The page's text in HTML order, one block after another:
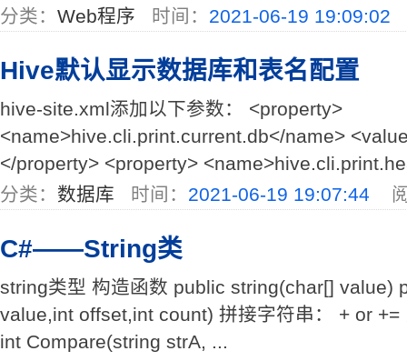
分类： Web程序 时间： 2021-06-19 19:09:02
Hive默认显示数据库和表名配置
hive-site.xml添加以下参数： <property>
<name>hive.cli.print.current.db</name>
</property> <property>
分类： 数据库 时间： 2021-06-19 19:07:44 阅
C#——String类
string类型 构造函数 public string(char[] value)
value,int offset,int count) 拼接字符串： + or
int Compare(string strA, ...